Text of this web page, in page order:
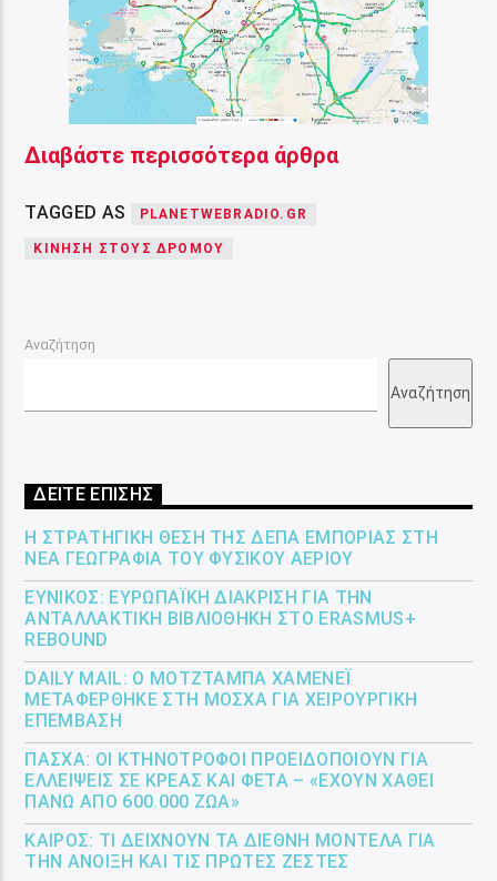
Διαβάστε περισσότερα άρθρα
TAGGED AS PLANETWEBRADIO.GR
ΚΙΝΗΣΗ ΣΤΟΥΣ ΔΡΟΜΟΥ
Αναζήτηση
Αναζήτηση
ΔΕΙΤΕ ΕΠΙΣΗΣ
Η ΣΤΡΑΤΗΓΙΚΉ ΘΈΣΗ ΤΗΣ ΔΕΠΑ ΕΜΠΟΡΊΑΣ ΣΤΗ
ΝΈΑ ΓΕΩΓΡΑΦΊΑ ΤΟΥ ΦΥΣΙΚΟΎ ΑΕΡΊΟΥ
ΕΎΝΙΚΟΣ: ΕΥΡΩΠΑΪΚΉ ΔΙΆΚΡΙΣΗ ΓΙΑ ΤΗΝ
ΑΝΤΑΛΛΑΚΤΙΚΉ ΒΙΒΛΙΟΘΉΚΗ ΣΤΟ ERASMUS+
REBOUND
DAILY MAIL: Ο ΜΟΤΖΤΆΜΠΑ ΧΑΜΕΝΕΪ́
ΜΕΤΑΦΈΡΘΗΚΕ ΣΤΗ ΜΌΣΧΑ ΓΙΑ ΧΕΙΡΟΥΡΓΙΚΉ
ΕΠΈΜΒΑΣΗ
ΠΆΣΧΑ: ΟΙ ΚΤΗΝΟΤΡΌΦΟΙ ΠΡΟΕΙΔΟΠΟΙΟΎΝ ΓΙΑ
ΕΛΛΕΊΨΕΙΣ ΣΕ ΚΡΈΑΣ ΚΑΙ ΦΈΤΑ – «ΈΧΟΥΝ ΧΑΘΕΊ
ΠΆΝΩ ΑΠΌ 600.000 ΖΏΑ»
ΚΑΙΡΌΣ: ΤΙ ΔΕΊΧΝΟΥΝ ΤΑ ΔΙΕΘΝΉ ΜΟΝΤΈΛΑ ΓΙΑ
ΤΗΝ ΆΝΟΙΞΗ ΚΑΙ ΤΙΣ ΠΡΏΤΕΣ ΖΈΣΤΕΣ